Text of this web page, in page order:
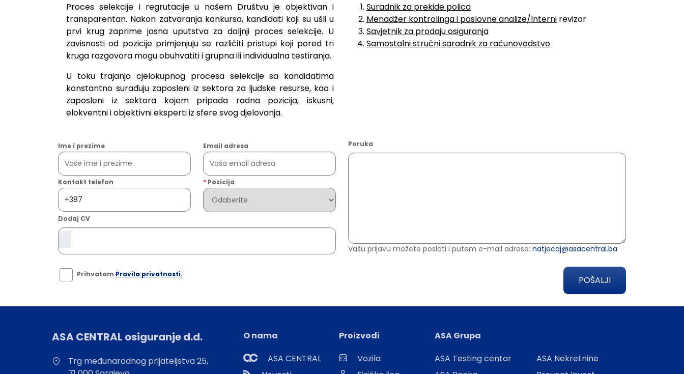
Proces selekcije i regrutacije u našem Društvu je objektivan i
transparentan. Nakon zatvaranja konkursa, kandidati koji su ušli u
prvi krug zaprime jasna uputstva za daljnji proces selekcije. U
zavisnosti od pozicije primjenjuju se različiti pristupi koji pored tri
kruga razgovora mogu obuhvatiti i grupna ili individualna testiranja.
U toku trajanja cjelokupnog procesa selekcije sa kandidatima
konstantno surađuju zaposleni iz sektora za ljudske resurse, kao i
zaposleni iz sektora kojem pripada radna pozicija, iskusni,
elokventni i objektivni eksperti iz sfere svog djelovanja.
Suradnik za prekide polica
Menadžer kontrolinga i poslovne analize/Interni revizor
Savjetnik za prodaju osiguranja
Samostalni stručni saradnik za računovodstvo
Ime i prezime Email adresa
Kontakt telefon * Pozicija
Dodaj CV
Poruka
Vašu prijavu možete poslati i putem e-mail adrese: natjecaj@asacentral.ba
Prihvatam Pravila privatnosti.
POŠALJI
ASA CENTRAL osiguranje d.d.
Trg međunarodnog prijateljstva 25,
O nama
ASA CENTRAL
Proizvodi
Vozila
ASA Grupa
ASA Testing centar
ASA Nekretnine